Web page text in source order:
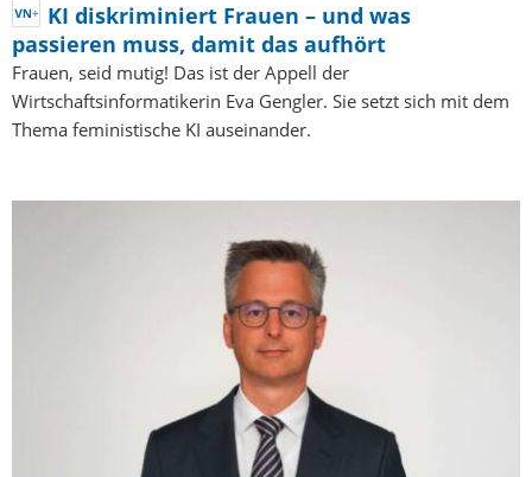
KI diskriminiert Frauen – und was
passieren muss, damit das aufhört
Frauen, seid mutig! Das ist der Appell der
Wirtschaftsinformatikerin Eva Gengler. Sie setzt sich mit dem
Thema feministische KI auseinander.